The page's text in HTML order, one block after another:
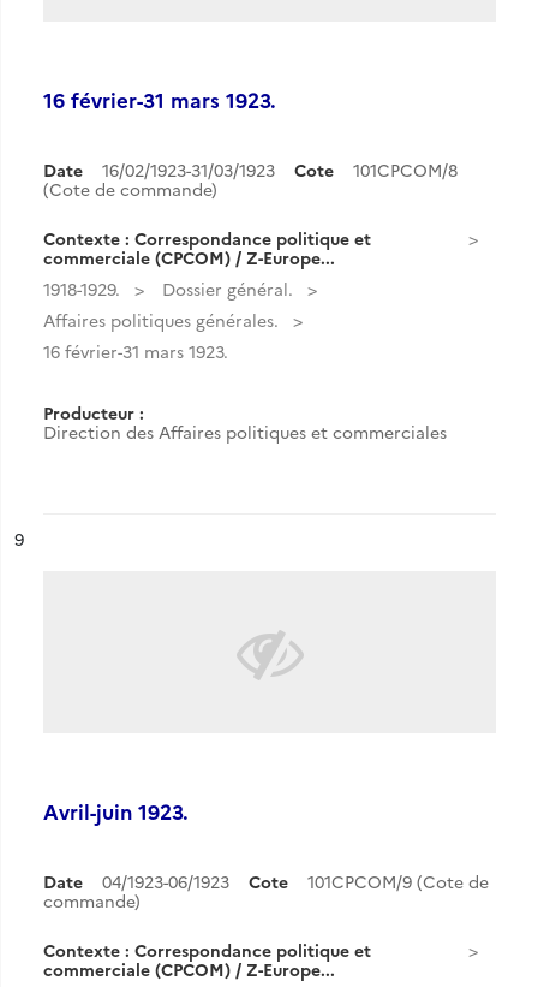
16 février-31 mars 1923.
Date 16/02/1923-31/03/1923 Cote
101CPCOM/8
(Cote de commande)
Contexte : Correspondance politique et
commerciale (CPCOM) / Z-Europe...
1918-1929.
Dossier général.
Affaires politiques générales.
16 février-31 mars 1923.
Producteur :
Direction des Affaires politiques et commerciales
n°
9
Avril-juin 1923.
Date 04/1923-06/1923 Cote
101CPCOM/9 (Cote de
commande)
Contexte : Correspondance politique et
commerciale (CPCOM) / Z-Europe...